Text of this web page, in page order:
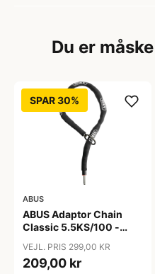
Du er
SPAR 30%
ABUS
ABUS Adaptor Chain
Classic 5.5KS/100 -
VEJL. PRIS 299,00 KR
209,00 kr